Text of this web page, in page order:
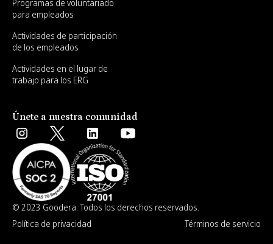
Programas de voluntariado
para empleados
Actividades de participación
de los empleados
Actividades en el lugar de
trabajo para los ERG
Únete a nuestra comunidad
© 2023 Goodera. Todos los derechos reservados.
Política de privacidad
Términos de servicio